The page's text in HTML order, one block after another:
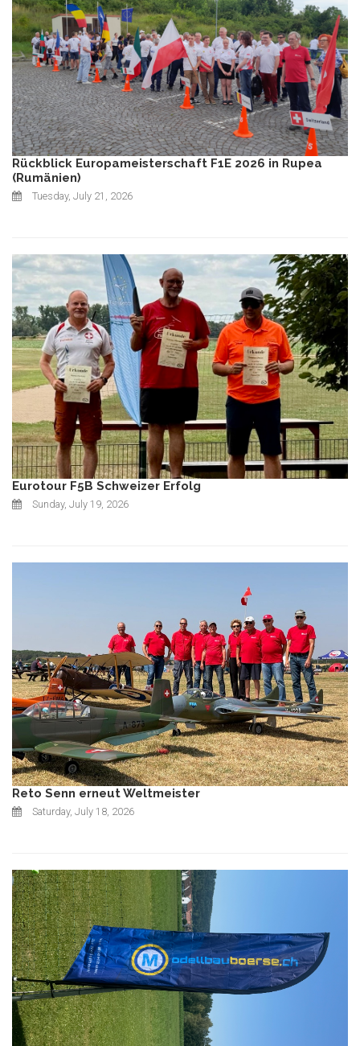
Rückblick Europameisterschaft F1E 2026 in Rupea
(Rumänien)
Tuesday, July 21, 2026
Eurotour F5B Schweizer Erfolg
Sunday, July 19, 2026
Reto Senn erneut Weltmeister
Saturday, July 18, 2026